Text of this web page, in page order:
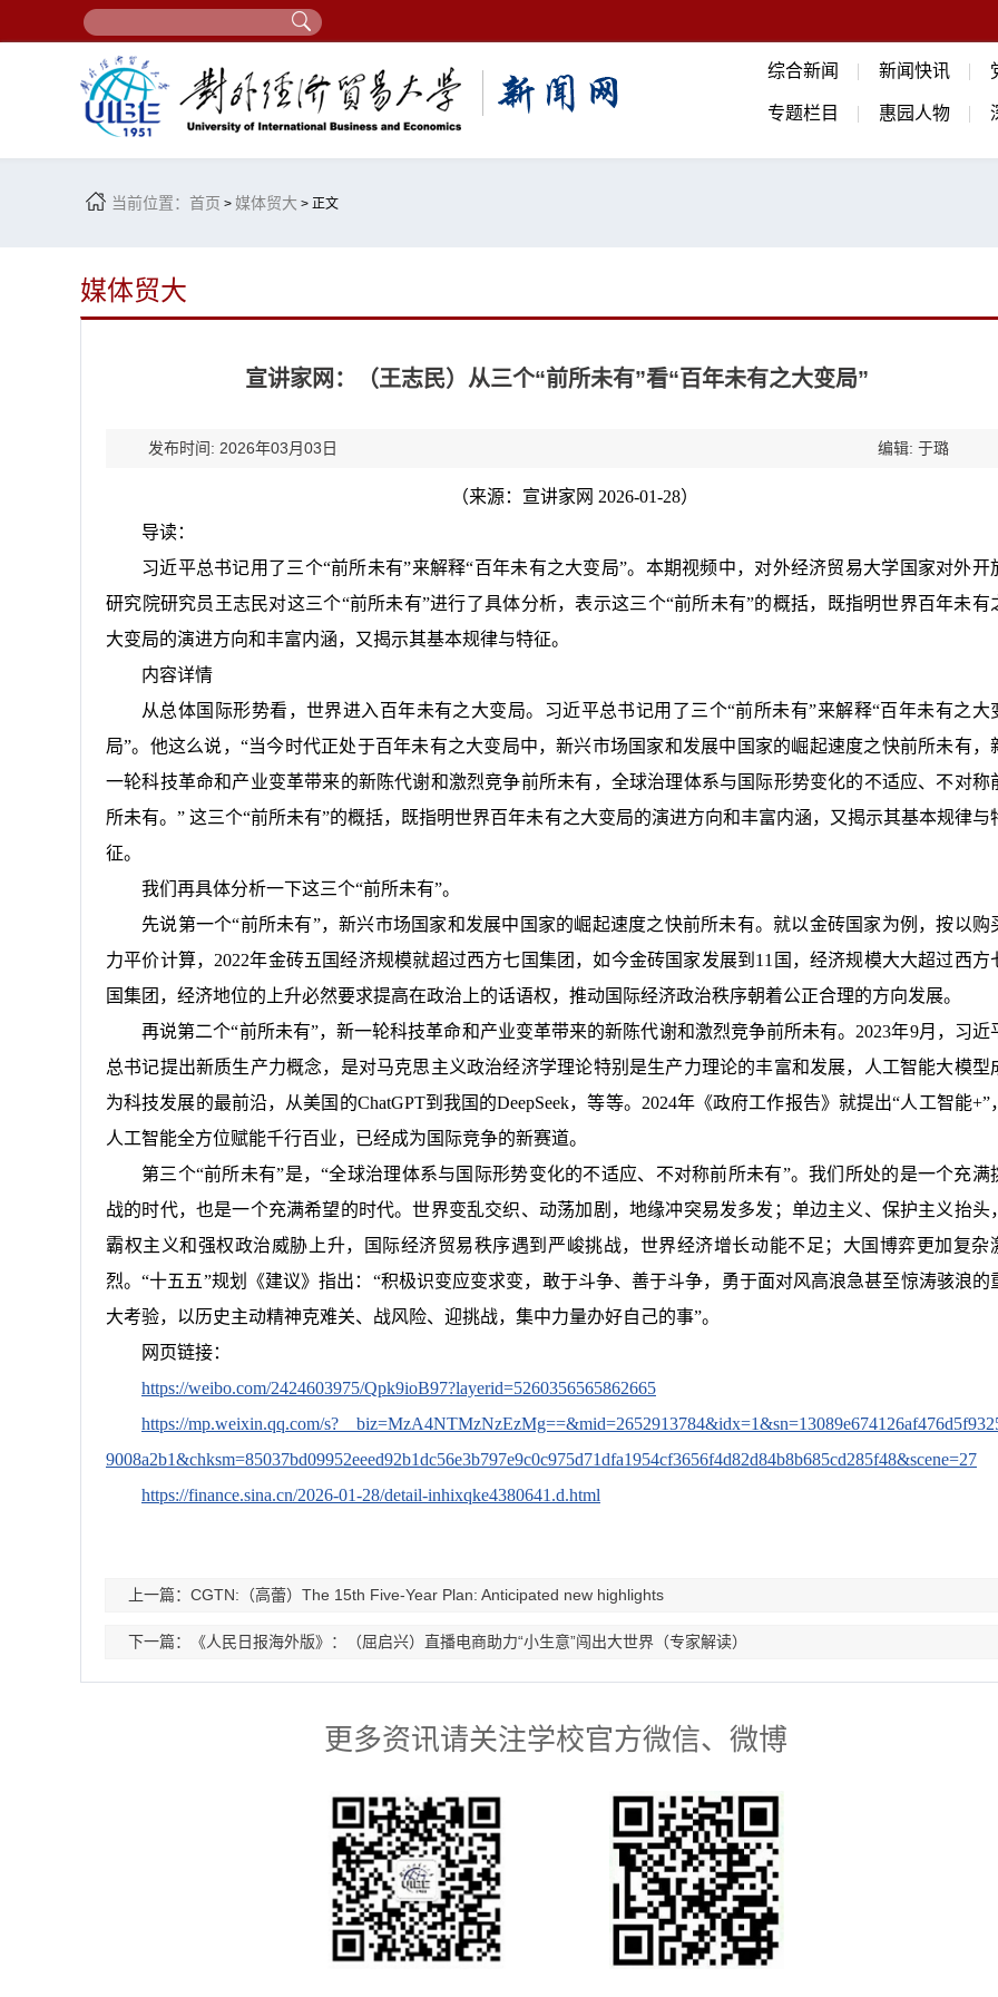
综合新闻 新闻快讯
专题栏目 惠园人物
当前位置： 首页 > 媒体贸大 > 正文
媒体贸大
宣讲家网：（王志民）从三个“前所未有”看“百年未有之大变局”
发布时间: 2026年03月03日 编辑: 于璐
（来源：宣讲家网 2026-01-28）
导读：
习近平总书记用了三个“前所未有”来解释“百年未有之大变局”。本期视频中，对外经济贸易大学国家对外开
研究院研究员王志民对这三个“前所未有”进行了具体分析，表示这三个“前所未有”的概括，既指明世界百年未有
大变局的演进方向和丰富内涵，又揭示其基本规律与特征。
内容详情
从总体国际形势看，世界进入百年未有之大变局。习近平总书记用了三个“前所未有”来解释“百年未有之大
局”。他这么说，“当今时代正处于百年未有之大变局中，新兴市场国家和发展中国家的崛起速度之快前所未有，
一轮科技革命和产业变革带来的新陈代谢和激烈竞争前所未有，全球治理体系与国际形势变化的不适应、不对称
所未有。” 这三个“前所未有”的概括，既指明世界百年未有之大变局的演进方向和丰富内涵，又揭示其基本规律与
征。
我们再具体分析一下这三个“前所未有”。
先说第一个“前所未有”，新兴市场国家和发展中国家的崛起速度之快前所未有。就以金砖国家为例，按以购
力平价计算，2022年金砖五国经济规模就超过西方七国集团，如今金砖国家发展到11国，经济规模大大超过西方
国集团，经济地位的上升必然要求提高在政治上的话语权，推动国际经济政治秩序朝着公正合理的方向发展。
再说第二个“前所未有”，新一轮科技革命和产业变革带来的新陈代谢和激烈竞争前所未有。2023年9月，习近
总书记提出新质生产力概念，是对马克思主义政治经济学理论特别是生产力理论的丰富和发展，人工智能大模型
为科技发展的最前沿，从美国的ChatGPT到我国的DeepSeek，等等。2024年《政府工作报告》就提出“人工智能+”，
人工智能全方位赋能千行百业，已经成为国际竞争的新赛道。
第三个“前所未有”是，“全球治理体系与国际形势变化的不适应、不对称前所未有”。我们所处的是一个充满
战的时代，也是一个充满希望的时代。世界变乱交织、动荡加剧，地缘冲突易发多发；单边主义、保护主义抬头，
霸权主义和强权政治威胁上升，国际经济贸易秩序遇到严峻挑战，世界经济增长动能不足；大国博弈更加复杂
烈。“十五五”规划《建议》指出：“积极识变应变求变，敢于斗争、善于斗争，勇于面对风高浪急甚至惊涛骇浪的
大考验，以历史主动精神克难关、战风险、迎挑战，集中力量办好自己的事”。
网页链接：
https://weibo.com/2424603975/Qpk9ioB97?layerid=5260356565862665
https://mp.weixin.qq.com/
9008a2b1&chksm=85037bd09952eeed92b1dc56e3b797e9c0c975d71dfa1954cf3656f4d82d84b8b685cd285f48&scene=27
https://finance.sina.cn/2026-01-28/detail-inhixqke4380641.d.html
上一篇：CGTN:（高蕾）The 15th Five-Year Plan: Anticipated new highlights
下一篇：《人民日报海外版》：（屈启兴）直播电商助力“小生意”闯出大世界（专家解读）
更多资讯请关注学校官方微信、微博